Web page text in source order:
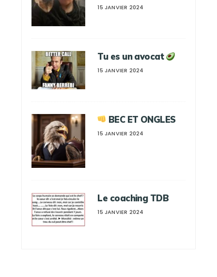
15 JANVIER 2024
Tu es un avocat
15 JANVIER 2024
BEC ET ONGLES
15 JANVIER 2024
Le coaching TDB
15 JANVIER 2024